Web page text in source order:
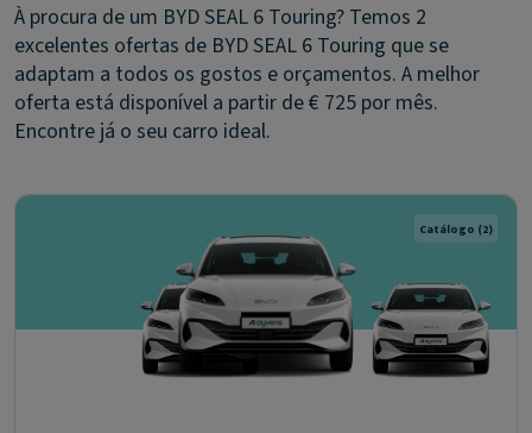
À procura de um BYD SEAL 6 Touring? Temos 2
excelentes ofertas de BYD SEAL 6 Touring que se
adaptam a todos os gostos e orçamentos. A melhor
oferta está disponível a partir de € 725 por mês.
Encontre já o seu carro ideal.
Catálogo (2)